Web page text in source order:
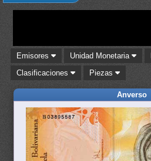
Emisores Unidad Monetaria
Clasificaciones
Piezas
Anverso